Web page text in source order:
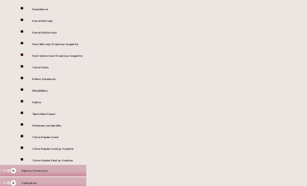
Κουκλόσπιτα
Κουτιά Βάπτισης
Κουτιά Καλλυντικών
Κουτί βάπτισης Ντυμένο με Δερματίνη
Κουτί καλλυντικών Ντυμένο με Δερματίνη
Ξύλινα Sticks
Ειδικές Κατασκευές
Μολυβοθήκες
Κασπώ
Ταμπελάκια Χώρων
Καλόγερος για λαμπάδες
Ξύλινο Καφάσι Λευκό
Ξύλινο Καφάσι Λευκό με Χερούλια
Ξύλινο Καφάσι Καφέ με Χερούλια
Χάρτινες Κατασκευές
Υφασμάτινα